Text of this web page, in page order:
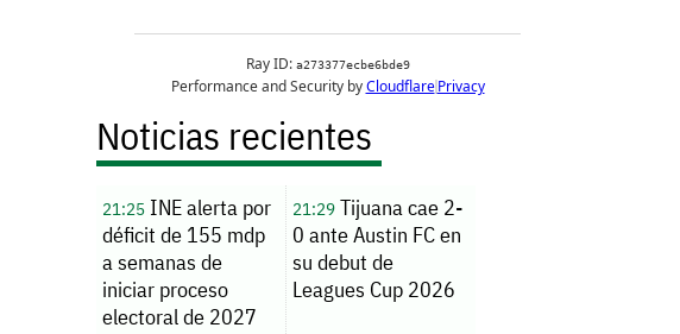
Noticias recientes
21:25 INE alerta por
déficit de 155 mdp
a semanas de
iniciar proceso
electoral de 2027
21:29Tijuana cae 2-
0 ante Austin FC en
su debut de
Leagues Cup 2026